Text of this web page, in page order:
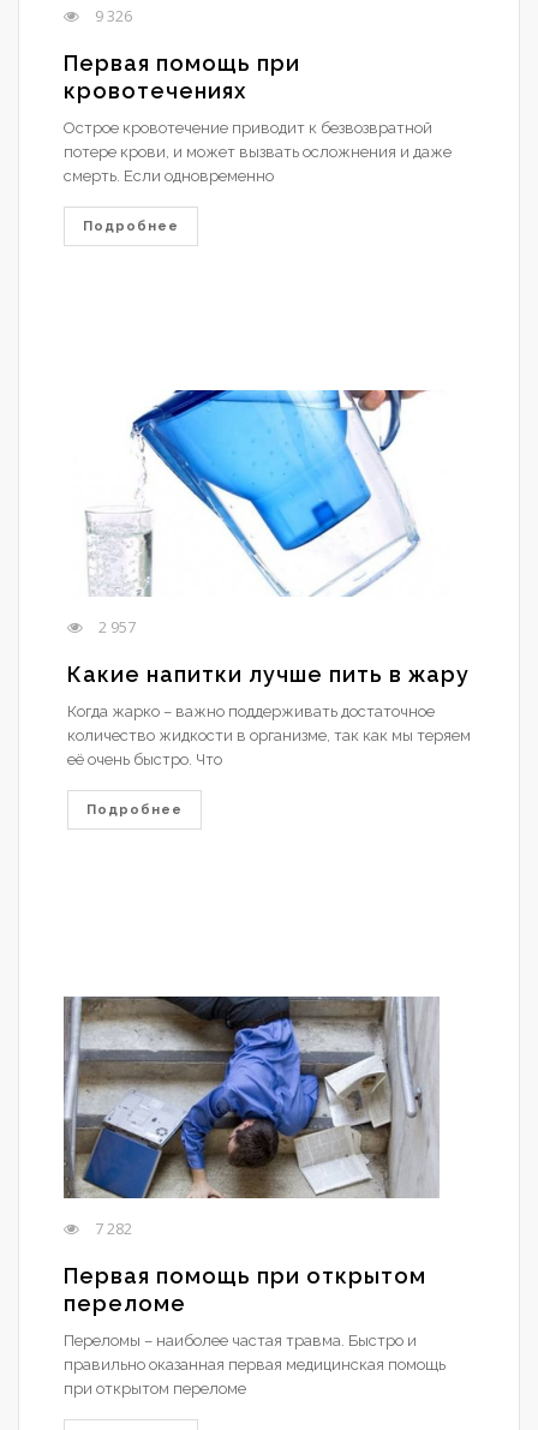
9 326
Первая помощь при
кровотечениях
Острое кровотечение приводит к безвозвратной
потере крови, и может вызвать осложнения и даже
смерть. Если одновременно
Подробнее
2 957
Какие напитки лучше пить в жару
Когда жарко – важно поддерживать достаточное
количество жидкости в организме, так как мы теряем
её очень быстро. Что
Подробнее
7 282
Первая помощь при открытом
переломе
Переломы – наиболее частая травма. Быстро и
правильно оказанная первая медицинская помощь
при открытом переломе